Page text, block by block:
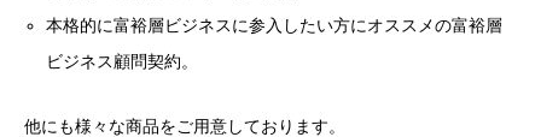
本格的に富裕層ビジネスに参入したい方にオススメの富裕層
ビジネス顧問契約。
他にも様々な商品をご用意しております。